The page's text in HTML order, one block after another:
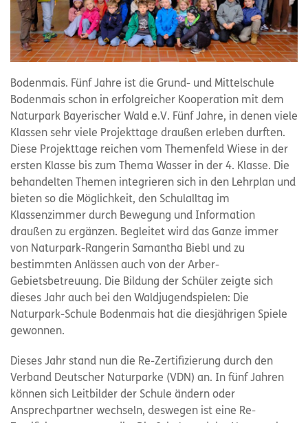
Bodenmais. Fünf Jahre ist die Grund- und Mittelschule
Bodenmais schon in erfolgreicher Kooperation mit dem
Naturpark Bayerischer Wald e.V. Fünf Jahre, in denen viele
Klassen sehr viele Projekttage draußen erleben durften.
Diese Projekttage reichen vom Themenfeld Wiese in der
ersten Klasse bis zum Thema Wasser in der 4. Klasse. Die
behandelten Themen integrieren sich in den Lehrplan und
bieten so die Möglichkeit, den Schulalltag im
Klassenzimmer durch Bewegung und Information
draußen zu ergänzen. Begleitet wird das Ganze immer
von Naturpark-Rangerin Samantha Biebl und zu
bestimmten Anlässen auch von der Arber-
Gebietsbetreuung. Die Bildung der Schüler zeigte sich
dieses Jahr auch bei den Waldjugendspielen: Die
Naturpark-Schule Bodenmais hat die diesjährigen Spiele
gewonnen.
Dieses Jahr stand nun die Re-Zertifizierung durch den
Verband Deutscher Naturparke (VDN) an. In fünf Jahren
können sich Leitbilder der Schule ändern oder
Ansprechpartner wechseln, deswegen ist eine Re-